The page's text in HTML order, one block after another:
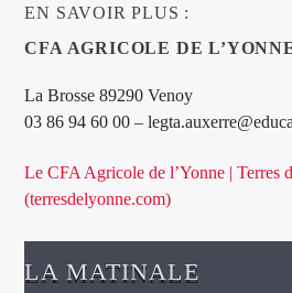
EN SAVOIR PLUS :
CFA AGRICOLE DE
La Brosse 89290 Venoy
03 86 94 60 00 –
Le CFA Agricole de l’Yonne | Terres
(terresdelyonne.com)
LA MATINALE